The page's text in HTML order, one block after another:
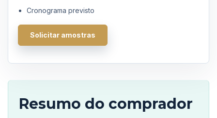
Resumo do comprador
Cronograma previsto
Solicitar amostras